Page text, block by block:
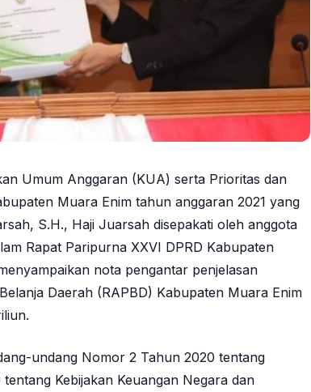
Umum Anggaran (KUA) serta Prioritas dan
Muara Enim tahun anggaran 2021 yang
S.H., Haji Juarsah disepakati oleh anggota
Rapat Paripurna XXVI DPRD Kabupaten
nota pengantar penjelasan
Daerah (RAPBD) Kabupaten Muara Enim
undang Nomor 2 Tahun 2020 tentang
Kebijakan Keuangan Negara dan